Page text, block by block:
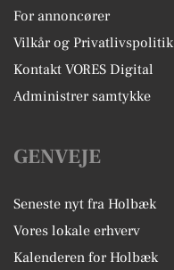
For annoncører
Vilkår og Privatlivspolitik
Kontakt VORES Digital
Administrer samtykke
GENVEJE
Seneste nyt fra Holbæk
Vores lokale erhverv
Kalenderen for Holbæk